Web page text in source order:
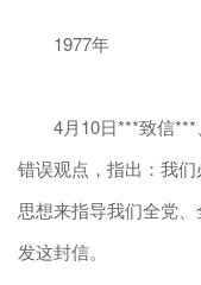
1977年
4月10日***致信***
错误观点，指出：我
思想来指导我们全党
发这封信。